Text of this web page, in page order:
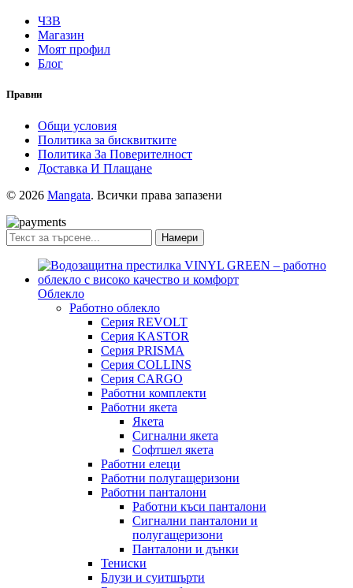
ЧЗВ
Магазин
Моят профил
Блог
Правни
Общи условия
Политика за бисквитките
Политика За Поверителност
Доставка И Плащане
© 2026 Mangata. Всички права запазени
Намери
Облекло
Работно облекло
Серия REVOLT
Серия KASTOR
Серия PRISMA
Серия COLLINS
Серия CARGO
Работни комплекти
Работни якета
Якета
Сигнални якета
Софтшел якета
Работни елеци
Работни полугащеризони
Работни панталони
Работни къси панталони
Сигнални панталони и
полугащеризони
Панталони и дънки
Тениски
Блузи и суитшърти